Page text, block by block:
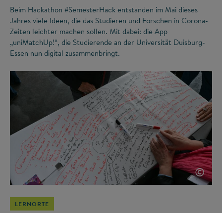
Beim Hackathon #SemesterHack entstanden im Mai dieses
Jahres viele Ideen, die das Studieren und Forschen in Corona-
Zeiten leichter machen sollen. Mit dabei: die App
„uniMatchUp!“, die Studierende an der Universität Duisburg-
Essen nun digital zusammenbringt.
©
LERNORTE